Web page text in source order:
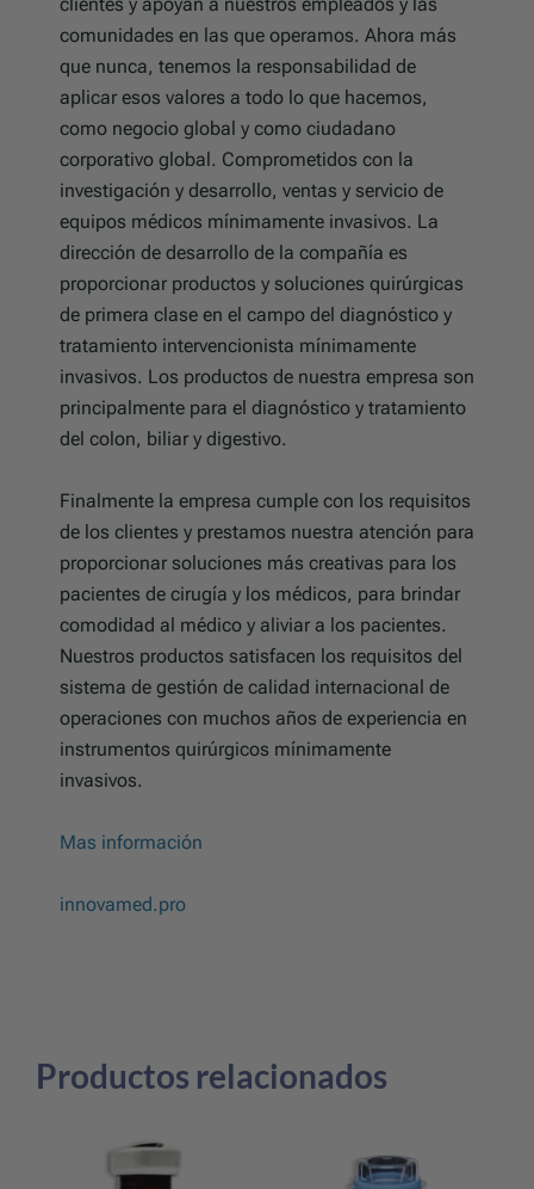
comunidades en las que operamos. Ahora más
que nunca, tenemos la responsabilidad de
aplicar esos valores a todo lo que hacemos,
como negocio global y como ciudadano
corporativo global. Comprometidos con la
investigación y desarrollo, ventas y servicio de
equipos médicos mínimamente invasivos. La
dirección de desarrollo de la compañía es
proporcionar productos y soluciones quirúrgicas
de primera clase en el campo del diagnóstico y
tratamiento intervencionista mínimamente
invasivos. Los productos de nuestra empresa son
principalmente para el diagnóstico y tratamiento
del colon, biliar y digestivo.
Finalmente la empresa cumple con los requisitos
de los clientes y prestamos nuestra atención para
proporcionar soluciones más creativas para los
pacientes de cirugía y los médicos, para brindar
comodidad al médico y aliviar a los pacientes.
Nuestros productos satisfacen los requisitos del
sistema de gestión de calidad internacional de
operaciones con muchos años de experiencia en
instrumentos quirúrgicos mínimamente
invasivos.
Mas información
innovamed.pro
Productos relacionados